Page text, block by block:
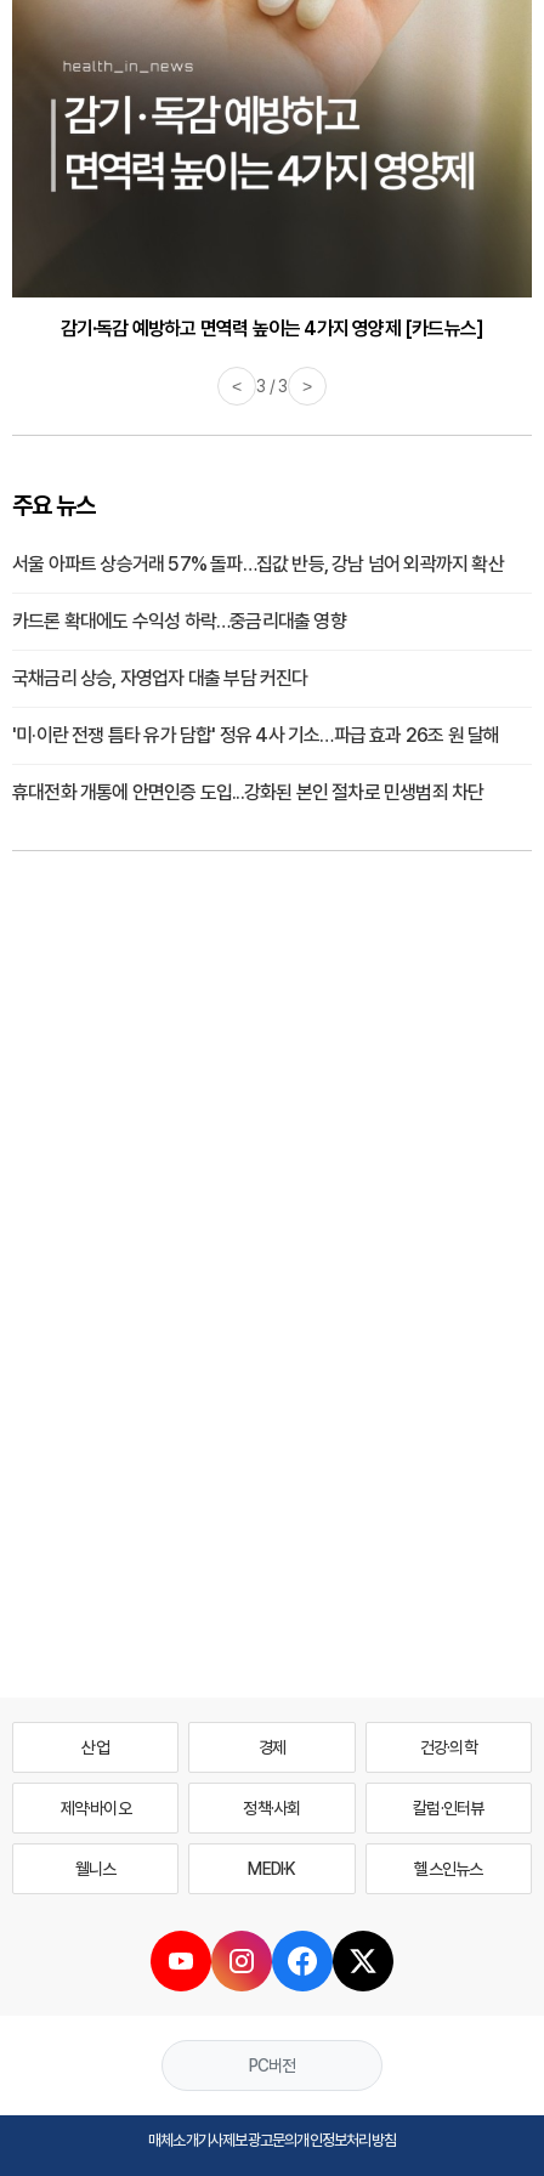
감기·독감 예방하고 면역력 높이는 4가지 영양제 [카드뉴스]
< 3 / 3 >
주요 뉴스
서울 아파트 상승거래 57% 돌파…집값 반등, 강남 넘어 외곽까지 확산
카드론 확대에도 수익성 하락…중금리대출 영향
국채금리 상승, 자영업자 대출 부담 커진다
'미·이란 전쟁 틈타 유가 담합' 정유 4사 기소…파급 효과 26조 원 달해
휴대전화 개통에 안면인증 도입...강화된 본인 절차로 민생범죄 차단
산업 경제 건강·의학
제약·바이오 정책·사회 칼럼·인터뷰
웰니스 MEDI·K 헬스인뉴스
PC버전
매체소개기사제보광고문의개인정보처리방침